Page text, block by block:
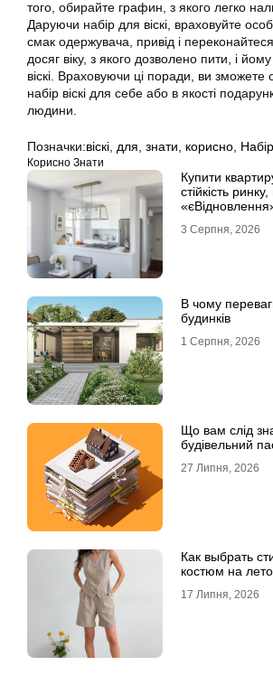
того, обирайте графин, з якого легко
Даруючи набір для віскі, враховуйте
смак одержувача, привід і
досяг віку, з якого дозволено пити, і
віскі. Враховуючи ці поради, ви зможете
набір віскі для себе або в якості
людини.
Позначки:віскі для знати корисно Набір
Корисно Знати
Купити
стійкість
3 Серпня, 2026
В чому
будинків
1 Серпня, 2026
Що вам слід
будівельний
27 Липня, 2026
Как выбрать
костюм на лето
17 Липня, 2026